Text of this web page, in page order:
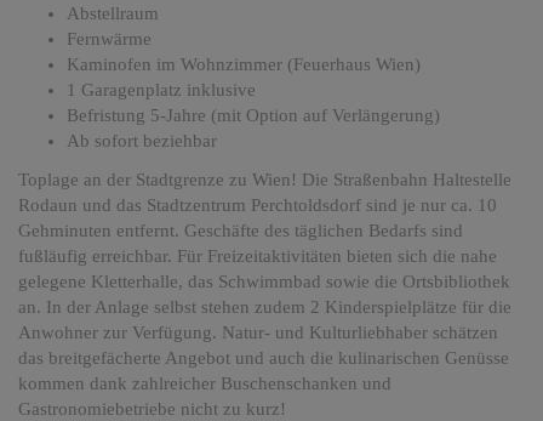
Abstellraum
Fernwärme
Kaminofen im Wohnzimmer (Feuerhaus Wien)
1 Garagenplatz inklusive
Befristung 5-Jahre (mit Option auf Verlängerung)
Ab sofort beziehbar
Toplage an der Stadtgrenze zu Wien! Die Straßenbahn Haltestelle
Rodaun und das Stadtzentrum Perchtoldsdorf sind je nur ca. 10
Gehminuten entfernt. Geschäfte des täglichen Bedarfs sind
fußläufig erreichbar. Für Freizeitaktivitäten bieten sich die nahe
gelegene Kletterhalle, das Schwimmbad sowie die Ortsbibliothek
an. In der Anlage selbst stehen zudem 2 Kinderspielplätze für die
Anwohner zur Verfügung. Natur- und Kulturliebhaber schätzen
das breitgefächerte Angebot und auch die kulinarischen Genüsse
kommen dank zahlreicher Buschenschanken und
Gastronomiebetriebe nicht zu kurz!